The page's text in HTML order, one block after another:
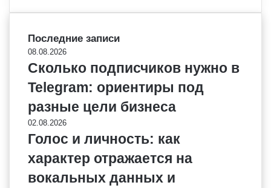
Последние записи
08.08.2026
Сколько подписчиков нужно в
Telegram: ориентиры под
разные цели бизнеса
02.08.2026
Голос и личность: как
характер отражается на
вокальных данных и